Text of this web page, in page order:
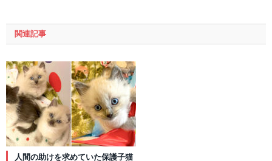
関連記事
人間の助けを求めていた保護子猫